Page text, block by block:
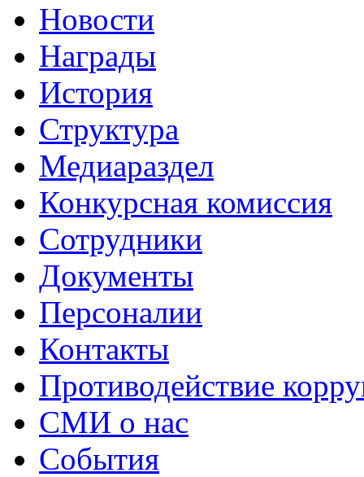
Новости
Награды
История
Структура
Медиараздел
Конкурсная комиссия
Сотрудники
Документы
Персоналии
Контакты
Противодействие
СМИ о нас
События